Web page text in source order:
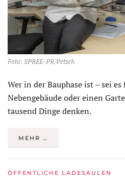
Foto: SPREE-PR/Petsch
Wer in der Bauphase ist – sei
Nebengebäude oder einen
tausend Dinge denken.
MEHR …
ÖFFENTLICHE LADESÄULEN